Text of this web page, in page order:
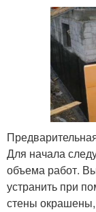
Для начала
объема работ.
устранить при
стены